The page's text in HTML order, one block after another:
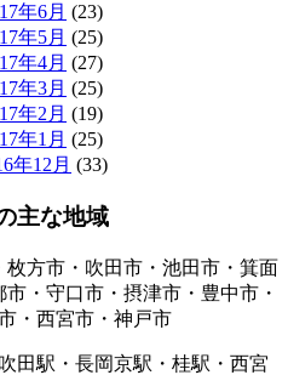
年6月 (23)
年5月 (25)
年4月 (27)
年3月 (25)
年2月 (19)
年1月 (25)
年12月 (33)
主な地域
方市・吹田市・池田市・箕面
・守口市・摂津市・豊中市・
・西宮市・神戸市
田駅・長岡京駅・桂駅・西宮